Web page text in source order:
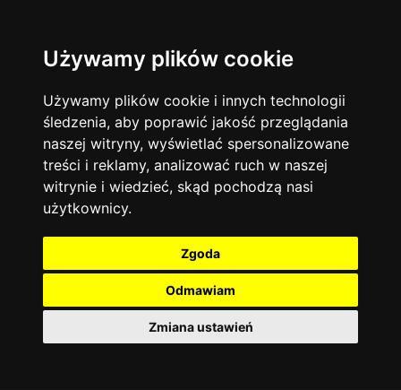
Używamy plików cookie
Używamy plików cookie i innych technologii
śledzenia, aby poprawić jakość przeglądania
naszej witryny, wyświetlać spersonalizowane
treści i reklamy, analizować ruch w naszej
witrynie i wiedzieć, skąd pochodzą nasi
użytkownicy.
Zgoda
Odmawiam
Zmiana ustawień
Język angielski 13744
Matematyka 12928
Chemia 4886
Język niemiecki 4307
Język polski 3426
Fizyka
Język francuski
Warszawa
Korepetycje
Online
14837
Kraków 7753
Wrocław
Łódź 3513
Gdańsk 2075
zakres dni
Wtorek
Środa
Czwartek
Piątek
Sobota
Niedziela
więcej filtrów Filtruj